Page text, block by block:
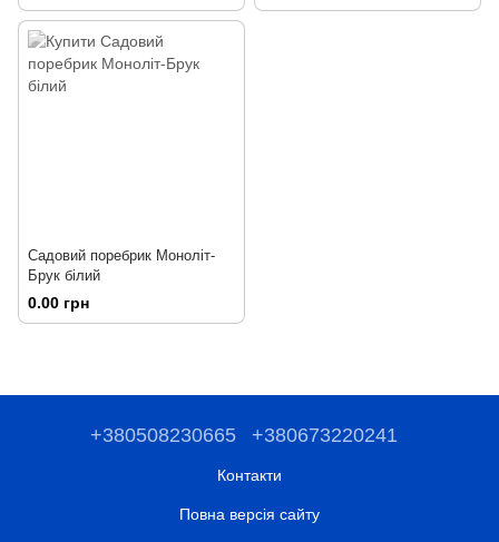
Садовий поребрик Моноліт-
Брук білий
0.00 грн
+380508230665 +380673220241
Контакти
Повна версія сайту